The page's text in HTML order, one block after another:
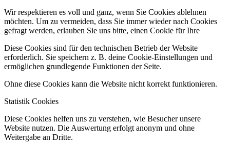
Wir respektieren es voll und ganz, wenn Sie Cookies ablehnen
möchten. Um zu vermeiden, dass Sie immer wieder nach Cookies
gefragt werden, erlauben Sie uns bitte, einen Cookie für Ihre
Diese Cookies sind für den technischen Betrieb der Website
erforderlich. Sie speichern z. B. deine Cookie-Einstellungen und
ermöglichen grundlegende Funktionen der Seite.
Ohne diese Cookies kann die Website nicht korrekt funktionieren.
Statistik Cookies
Diese Cookies helfen uns zu verstehen, wie Besucher unsere
Website nutzen. Die Auswertung erfolgt anonym und ohne
Weitergabe an Dritte.